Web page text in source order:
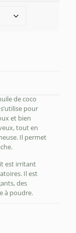
de coco
pour
et bien
tout en
Il permet
est irritant
Il est
des
à poudre.